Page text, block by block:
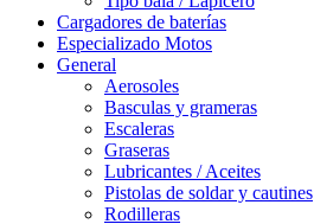
Cargadores de baterías
Especializado Motos
General
Aerosoles
Basculas y grameras
Escaleras
Graseras
Lubricantes / Aceites
Pistolas de soldar y cautines
Rodilleras